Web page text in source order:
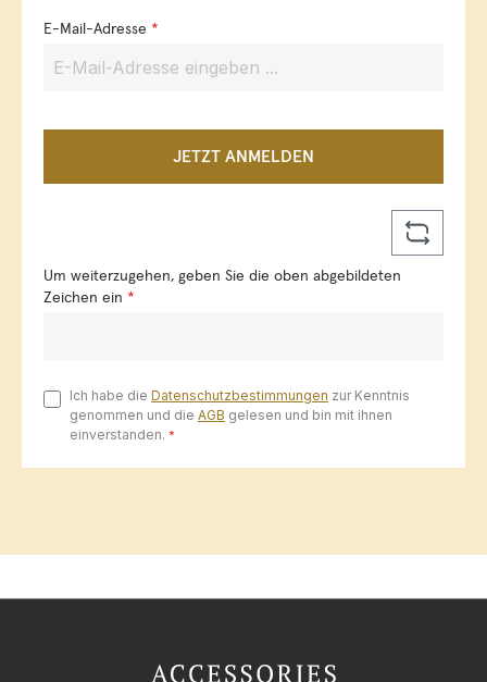
E-Mail-Adresse *
JETZT ANMELDEN
Um weiterzugehen, geben Sie die oben abgebildeten
Zeichen ein *
Ich habe die Datenschutzbestimmungen zur Kenntnis
genommen und die AGB gelesen und bin mit ihnen
einverstanden. *